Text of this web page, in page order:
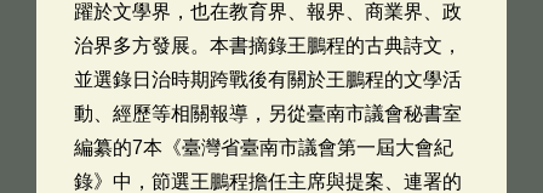
躍於文學界，也在教育界、報界、商業界、政
治界多方發展。本書摘錄王鵬程的古典詩文，
並選錄日治時期跨戰後有關於王鵬程的文學活
動、經歷等相關報導，另從臺南市議會秘書室
編纂的7本《臺灣省臺南市議會第一屆大會紀
錄》中，節選王鵬程擔任主席與提案、連署的